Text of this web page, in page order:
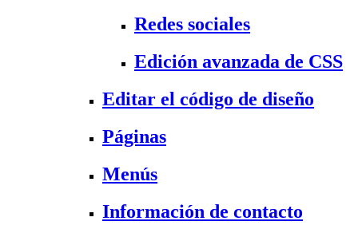
Redes sociales
Edición avanzada de CSS
Editar el código de diseño
Páginas
Menús
Información de contacto